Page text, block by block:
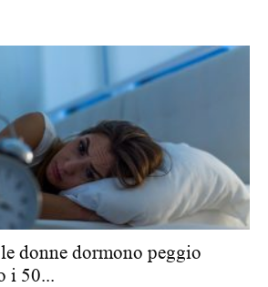
donne dormono peggio
i 50...